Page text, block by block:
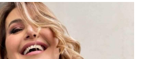
PARAMOUNT+